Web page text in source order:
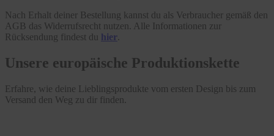
Nach Erhalt deiner Bestellung kannst du als Verbraucher gemäß den
AGB das Widerrufsrecht nutzen. Alle Informationen zur
Rücksendung findest du hier
Unsere europäische Produktionskette
Erfahre, wie deine Lieblingsprodukte vom ersten Design bis zum
Versand den Weg zu dir finden.